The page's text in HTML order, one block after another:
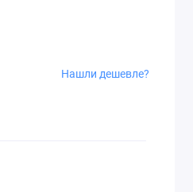
Нашли дешевле?